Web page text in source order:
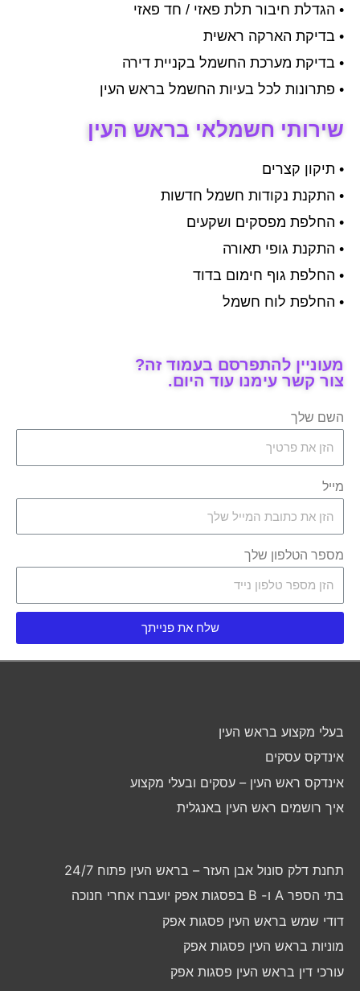
• הגדלת חיבור תלת פאזי / חד פאזי
• בדיקת הארקה ראשית
• בדיקת מערכת החשמל בקניית דירה
• פתרונות לכל בעיות החשמל בראש העין
שירותי חשמלאי בראש העין
• תיקון קצרים
• התקנת נקודות חשמל חדשות
• החלפת מפסקים ושקעים
• התקנת גופי תאורה
• החלפת גוף חימום בדוד
• החלפת לוח חשמל
מעוניין להתפרסם בעמוד זה?
צור קשר עימנו עוד היום.
השם שלך
מייל
מספר הטלפון שלך
שלח את פנייתך
בעלי מקצוע בראש העין
אינדקס עסקים
אינדקס ראש העין – עסקים ובעלי מקצוע
איך רושמים ראש העין באנגלית
תחנת דלק סונול אבן העזר – בראש העין פתוח 24/7
בתי הספר A ו- B בפסגות אפק יועברו אחרי חנוכה
דודי שמש בראש העין פסגות אפק
מוניות בראש העין פסגות אפק
עורכי דין בראש העין פסגות אפק